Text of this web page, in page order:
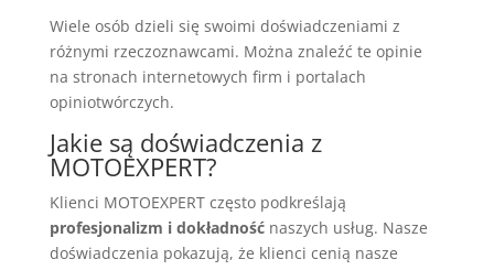
Wiele osób dzieli się swoimi doświadczeniami z
różnymi rzeczoznawcami. Można znaleźć te opinie
na stronach internetowych firm i portalach
opiniotwórczych.
Jakie są doświadczenia z
MOTOEXPERT?
Klienci MOTOEXPERT często podkreślają
profesjonalizm i dokładnośćnaszych usług. Nasze
doświadczenia pokazują, że klienci cenią nasze